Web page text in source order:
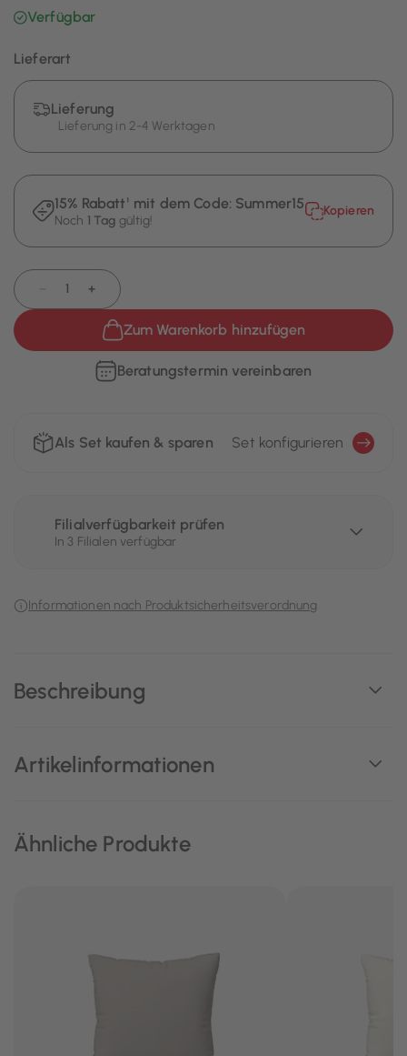
Beschreibung
Artikelinformationen
Verfügbar
Lieferart
Lieferung
Lieferung in 2-4 Werktagen
15% Rabatt¹ mit dem Code: Summer15
Noch 1 Tag gültig!
Kopieren
+
Zum Warenkorb hinzufügen
Beratungstermin vereinbaren
Als Set kaufen & sparen Set konfigurieren
Filialverfügbarkeit prüfen
In 3 Filialen verfügbar
Informationen nach Produktsicherheitsverordnung